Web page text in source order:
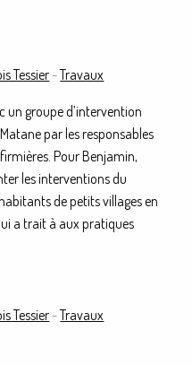
Tessier -Travaux
un groupe d’intervention
par les responsables
Pour Benjamin,
les interventions du
de petits villages en
a trait à aux pratiques
Tessier -Travaux